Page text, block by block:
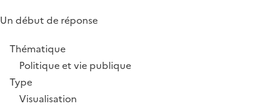
Un début de réponse
Thématique
Politique et vie publique
Type
Visualisation